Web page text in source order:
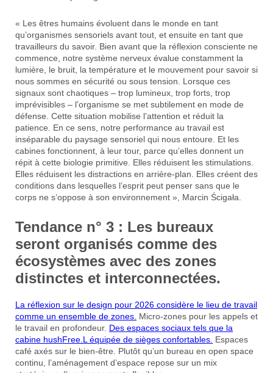
« Les êtres humains évoluent dans le monde en tant
qu’organismes sensoriels avant tout, et ensuite en tant que
travailleurs du savoir. Bien avant que la réflexion consciente ne
commence, notre système nerveux évalue constamment la
lumière, le bruit, la température et le mouvement pour savoir si
nous sommes en sécurité ou sous tension. Lorsque ces
signaux sont chaotiques – trop lumineux, trop forts, trop
imprévisibles – l’organisme se met subtilement en mode de
défense. Cette situation mobilise l’attention et réduit la
patience. En ce sens, notre performance au travail est
inséparable du paysage sensoriel qui nous entoure. Et les
cabines fonctionnent, à leur tour, parce qu’elles donnent un
répit à cette biologie primitive. Elles réduisent les stimulations.
Elles réduisent les distractions en arrière-plan. Elles créent des
conditions dans lesquelles l’esprit peut penser sans que le
corps ne s’oppose à son environnement », Marcin Ścigała.
Tendance n° 3 : Les bureaux
seront organisés comme des
écosystèmes avec des zones
distinctes et interconnectées.
La réflexion sur le design pour 2026 considère le lieu de travail
comme un ensemble de zones. Micro-zones pour les appels et
le travail en profondeur. Des espaces sociaux tels que la
cabine hushFree.L équipée de sièges confortables. Espaces
café axés sur le bien-être. Plutôt qu’un bureau en open space
continu, l’aménagement d’espace repose sur un mix